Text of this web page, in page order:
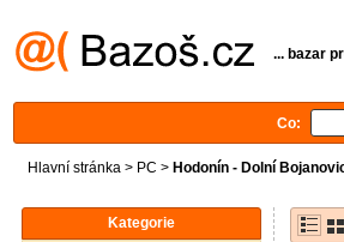
... bazar
Co:
Hlavní stránka > PC > Hodonín - Dolní
Kategorie